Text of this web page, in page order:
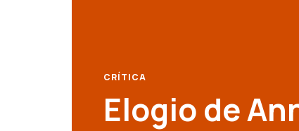
CRÍTICA
Elogio de